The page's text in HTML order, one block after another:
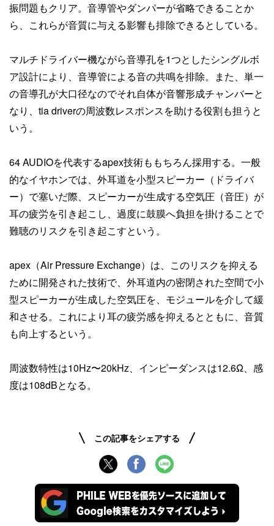
振問題もクリア。音導管やダンパーが省略できることか
ら、これらが音質に与える影響も排除できるとしている。
マルチドライバー機ながら音導孔を1つとしたシングルボ
ア設計により、音導管による音の共鳴を排除。また、単一
の音導孔が大口径なのでそれ自体が音響形成チャンバーと
なり、tia driverの周波数レスポンスを助ける役割も担うと
いう。
64 AUDIOを代表するapex技術ももちろん採用する。一般
的なイヤホンでは、外耳道を小型スピーカー（ドライバ
ー）で塞いだ際、スピーカーが生成する空気圧（音圧）が
耳の疲労を引き起こし、過度に鼓膜へ負担を掛けることで
難聴のリスクを引き起こすという。
apex（Air Pressure Exchange）は、このリスクを抑える
ために開発された技術で、外耳道内の密閉された空間で小
型スピーカーが生成した空気圧を、モジュールを介して緩
和させる。これにより耳の疲労感を抑えるとともに、音質
も向上するという。
周波数特性は10Hz〜20kHz、インピーダンスは12.6Ω、感
度は108dBとなる。
この記事をシェアする